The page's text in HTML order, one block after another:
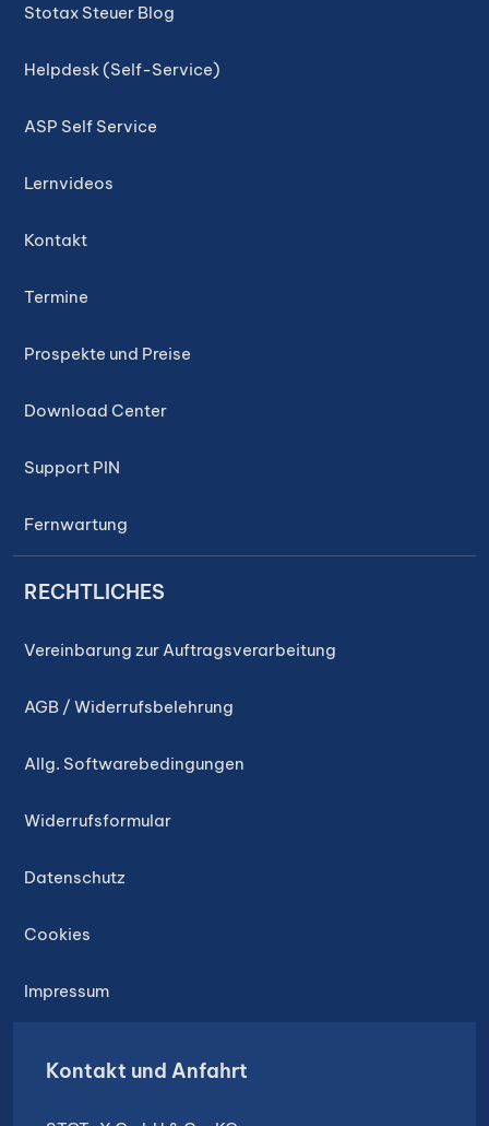
Stotax Steuer Blog
Helpdesk (Self-Service)
ASP Self Service
Lernvideos
Kontakt
Termine
Prospekte und Preise
Download Center
Support PIN
Fernwartung
RECHTLICHES
Vereinbarung zur Auftragsverarbeitung
AGB / Widerrufsbelehrung
Allg. Softwarebedingungen
Widerrufsformular
Datenschutz
Cookies
Impressum
Kontakt und Anfahrt